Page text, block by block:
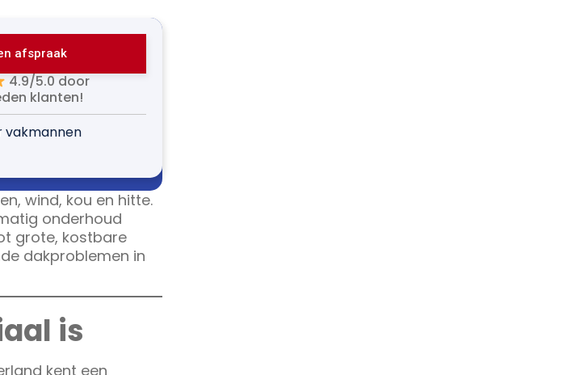
afspraak
4.9/5.0 door
klanten!
vakmannen
wind, kou en hitte.
onderhoud
grote, kostbare
dakproblemen in
is
kent een